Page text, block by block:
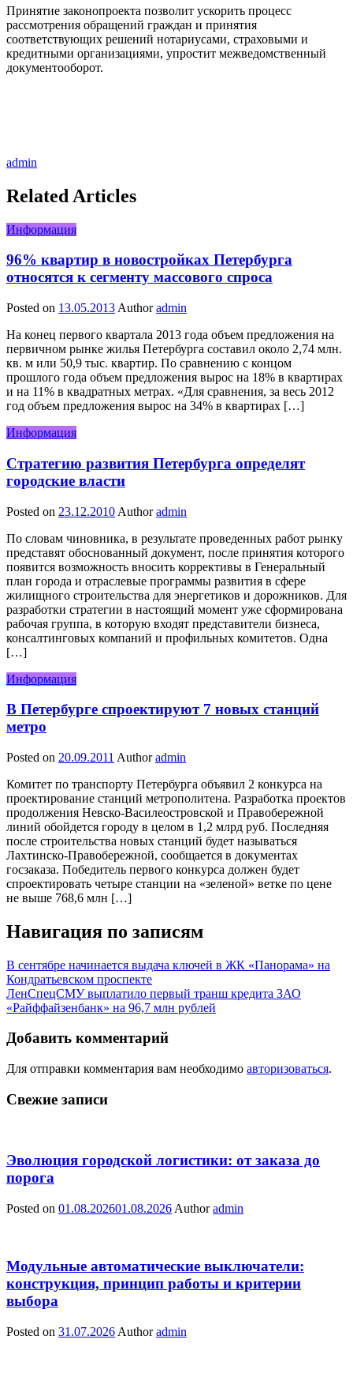
Принятие законопроекта позволит ускорить процесс
рассмотрения обращений граждан и принятия
соответствующих решений нотариусами, страховыми и
кредитными организациями, упростит межведомственный
документооборот.
admin
Related Articles
Информация
96% квартир в новостройках Петербурга
относятся к сегменту массового спроса
Posted on 13.05.2013 Author admin
На конец первого квартала 2013 года объем предложения на
первичном рынке жилья Петербурга составил около 2,74 млн.
кв. м или 50,9 тыс. квартир. По сравнению с концом
прошлого года объем предложения вырос на 18% в квартирах
и на 11% в квадратных метрах. «Для сравнения, за весь 2012
год объем предложения вырос на 34% в квартирах […]
Информация
Стратегию развития Петербурга определят
городские власти
Posted on 23.12.2010 Author admin
По словам чиновника, в результате проведенных работ рынку
представят обоснованный документ, после принятия которого
появится возможность вносить коррективы в Генеральный
план города и отраслевые программы развития в сфере
жилищного строительства для энергетиков и дорожников. Для
разработки стратегии в настоящий момент уже сформирована
рабочая группа, в которую входят представители бизнеса,
консалтинговых компаний и профильных комитетов. Одна
[…]
Информация
В Петербурге спроектируют 7 новых станций
метро
Posted on 20.09.2011 Author admin
Комитет по транспорту Петербурга объявил 2 конкурса на
проектирование станций метрополитена. Разработка проектов
продолжения Невско-Василеостровской и Правобережной
линий обойдется городу в целом в 1,2 млрд руб. Последняя
после строительства новых станций будет называться
Лахтинско-Правобережной, сообщается в документах
госзаказа. Победитель первого конкурса должен будет
спроектировать четыре станции на «зеленой» ветке по цене
не выше 768,6 млн […]
Навигация по записям
В сентябре начинается выдача ключей в ЖК «Панорама» на
Кондратьевском проспекте
ЛенСпецСМУ выплатило первый транш кредита ЗАО
«Райффайзенбанк» на 96,7 млн рублей
Добавить комментарий
Для отправки комментария вам необходимо авторизоваться.
Свежие записи
Эволюция городской логистики: от заказа до
порога
Posted on 01.08.202601.08.2026 Author admin
Модульные автоматические выключатели:
конструкция, принцип работы и критерии
выбора
Posted on 31.07.2026 Author admin